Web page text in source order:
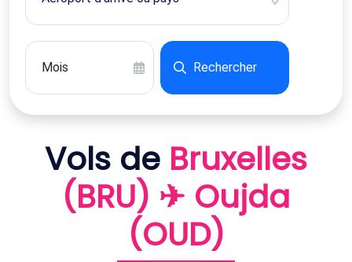
Rechercher
Vols de Bruxelles
(BRU) ✈ Oujda
(OUD)